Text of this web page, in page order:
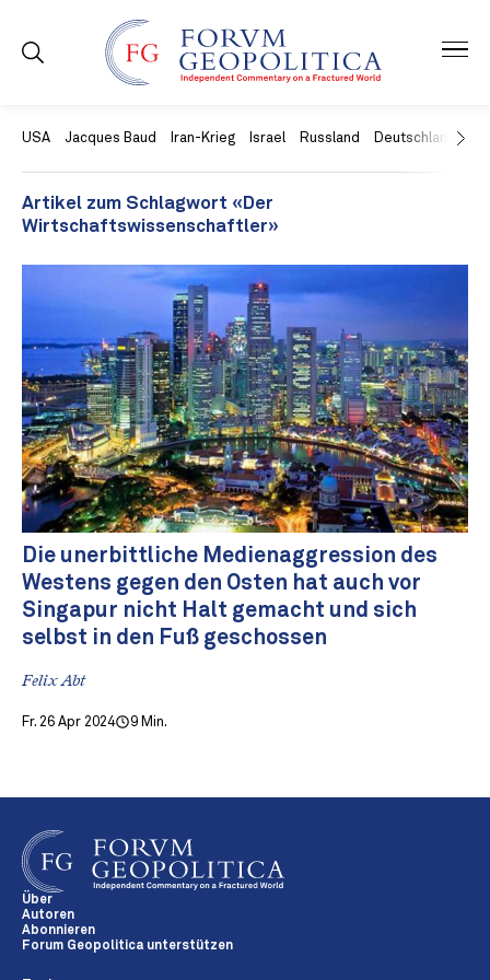
USA Jacques Baud Iran-Krieg Israel Russland Deutschland
Artikel zum Schlagwort «Der
Wirtschaftswissenschaftler»
Die unerbittliche Medienaggression des
Westens gegen den Osten hat auch vor
Singapur nicht Halt gemacht und sich
selbst in den Fuß geschossen
Felix Abt
Fr. 26 Apr 2024 9 Min.
Über
Autoren
Abonnieren
Forum Geopolitica unterstützen